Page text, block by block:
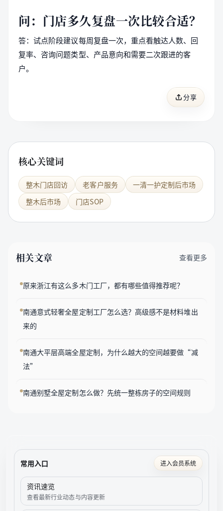
问：门店多久复盘一次比较合适？
答：试点阶段建议每周复盘一次，重点看触达人数、回
复率、咨询问题类型、产品意向和需要二次跟进的客
户。
分享
核心关键词
整木门店回访 老客户服务
一清一护定制后市场
整木后市场
门店SOP
相关文章 查看更多
原来浙江有这么多木门工厂，都有哪些值得推荐呢？
南通意式轻奢全屋定制工厂怎么选？高级感不是材料堆出
来的
南通大平层高端全屋定制，为什么越大的空间越要做“减
法”
南通别墅全屋定制怎么做？先统一整栋房子的空间规则
常用入口 进入会员系统
资讯速览
查看最新行业动态与内容更新